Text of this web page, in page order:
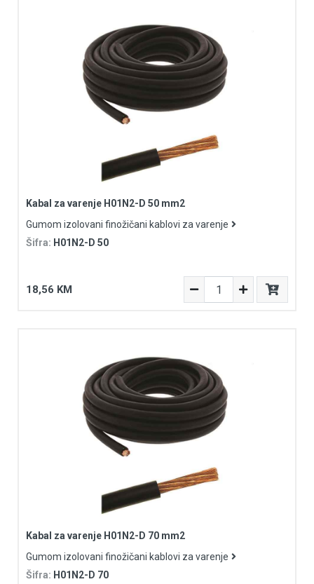
Kabal za varenje H01N2-D 50 mm2
Gumom izolovani finožičani kablovi za varenje
Šifra: H01N2-D 50
18,56 KM
Kabal za varenje H01N2-D 70 mm2
Gumom izolovani finožičani kablovi za varenje
Šifra: H01N2-D 70